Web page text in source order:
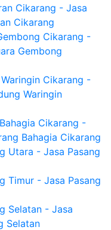
Cikarang - Jasa
Cikarang
Cikarang -
Gembong
Cikarang -
Waringin
Cikarang -
Bahagia Cikarang
Utara - Jasa Pasang
Timur - Jasa Pasang
Selatan - Jasa
Selatan